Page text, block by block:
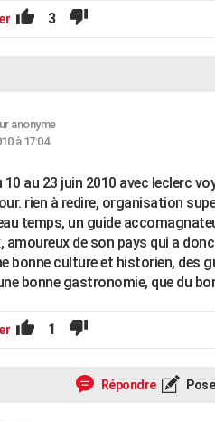
3
anonyme
à 17:04
10 au 23 juin 2010 avec leclerc
rien à redire, organisation
temps, un guide
amoureux de son pays qui a
bonne culture et historien, des
bonne gastronomie, que du
1
Répondre